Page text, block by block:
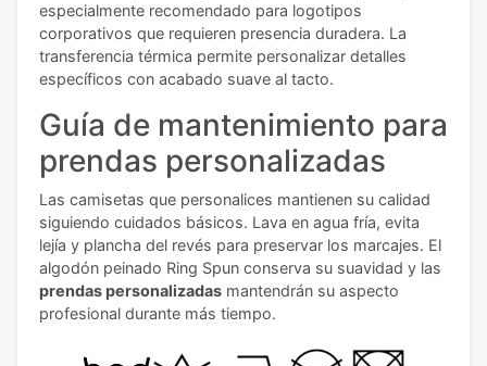
especialmente recomendado para logotipos
corporativos que requieren presencia duradera. La
transferencia térmica permite personalizar detalles
específicos con acabado suave al tacto.
Guía de mantenimiento para
prendas personalizadas
Las camisetas que personalices mantienen su calidad
siguiendo cuidados básicos. Lava en agua fría, evita
lejía y plancha del revés para preservar los marcajes. El
algodón peinado Ring Spun conserva su suavidad y las
prendas personalizadas mantendrán su aspecto
profesional durante más tiempo.